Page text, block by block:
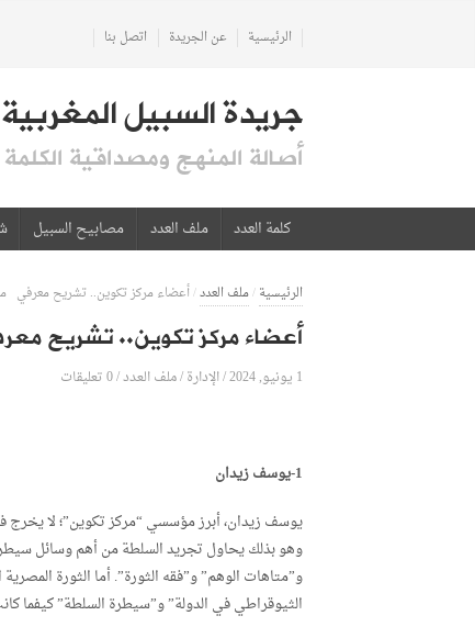
الرئيسية عن الجريدة اتصل بنا
جريدة السبيل المغربية
أصالة المنهج ومصداقية الكلمة
كلمة العدد ملف العدد مصابيح السبيل
الرئيسية/ملف العدد/أعضاء مركز تكوين.. تشريح معرفي
أعضاء مركز تكوين.. تشريح
1 يونيو, 2024 /الإدارة/ملف العدد/0 تعليقات
1-يوسف زيدان
يوسف زيدان، أبرز مؤسسي “مركز تكوين”؛ لا يخرج
وهو بذلك يحاول تجريد السلطة من أهم وسائل
و”متاهات الوهم” و”فقه الثورة”. أما الثورة
الثيوقراطي في الدولة” و”سيطرة السلطة” كيفما